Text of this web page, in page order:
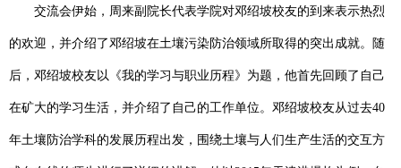
交流会伊始，周来副院长代表学院对邓绍坡校友的到来表示热烈
的欢迎，并介绍了邓绍坡在土壤污染防治领域所取得的突出成就。随
后，邓绍坡校友以《我的学习与职业历程》为题，他首先回顾了自己
在矿大的学习生活，并介绍了自己的工作单位。邓绍坡校友从过去40
年土壤防治学科的发展历程出发，围绕土壤与人们生产生活的交互方